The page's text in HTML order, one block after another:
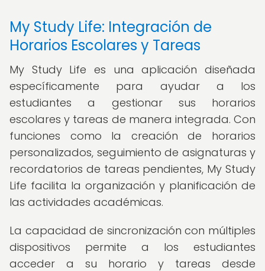
My Study Life: Integración de
Horarios Escolares y Tareas
My Study Life es una aplicación diseñada
específicamente para ayudar a los
estudiantes a gestionar sus horarios
escolares y tareas de manera integrada. Con
funciones como la creación de horarios
personalizados, seguimiento de asignaturas y
recordatorios de tareas pendientes, My Study
Life facilita la organización y planificación de
las actividades académicas.
La capacidad de sincronización con múltiples
dispositivos permite a los estudiantes
acceder a su horario y tareas desde